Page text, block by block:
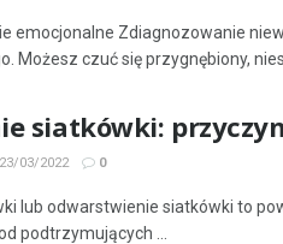
emocjonalne Zdiagnozowanie
Możesz czuć się przygnębiony,
siatkówki:
23/03/2022 0
lub odwarstwienie siatkówki to
podtrzymujących ...